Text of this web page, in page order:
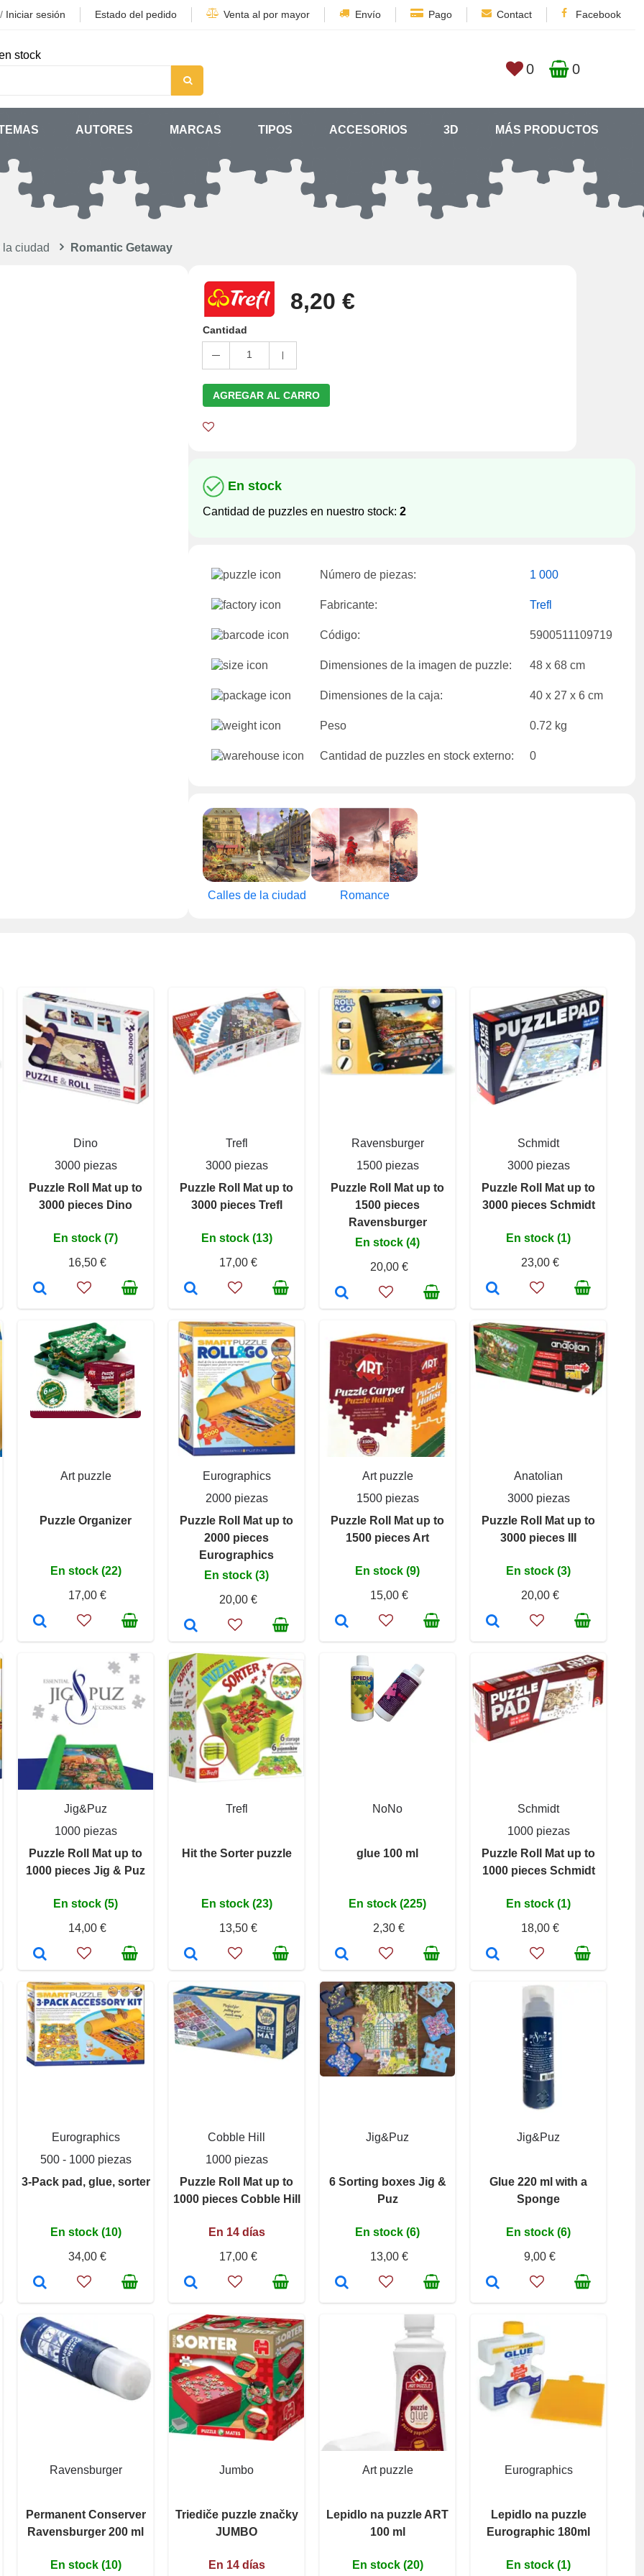
/ Iniciar sesión Estado del pedido Venta al por mayor Envío Pago Contact Facebook
stock
0 0
AUTORES MARCAS TIPOS ACCESORIOS 3D MÁS PRODUCTOS
ciudad Romantic Getaway
8,20 €
Cantidad
1
AGREGAR AL CARRO
En stock
Cantidad de puzzles en nuestro stock: 2
Número de piezas: 1 000
Fabricante: Trefl
Código: 5900511109719
Dimensiones de la imagen de puzzle: 48 x 68 cm
Dimensiones de la caja: 40 x 27 x 6 cm
Peso 0.72 kg
Cantidad de puzzles en stock externo: 0
Calles de la ciudad Romance
Dino
3000 piezas
Puzzle Roll Mat up to
3000 pieces Dino
En stock (7)
16,50 €
Trefl
3000 piezas
Puzzle Roll Mat up to
3000 pieces Trefl
En stock (13)
17,00 €
Ravensburger
1500 piezas
Puzzle Roll Mat up to
1500 pieces
Ravensburger
En stock (4)
20,00 €
Schmidt
3000 piezas
Puzzle Roll Mat up to
3000 pieces Schmidt
En stock (1)
23,00 €
Art puzzle
Puzzle Organizer
En stock (22)
17,00 €
Eurographics
2000 piezas
Puzzle Roll Mat up to
2000 pieces
Eurographics
En stock (3)
20,00 €
Art puzzle
1500 piezas
Puzzle Roll Mat up to
1500 pieces Art
En stock (9)
15,00 €
Anatolian
3000 piezas
Puzzle Roll Mat up to
3000 pieces III
En stock (3)
20,00 €
Jig&Puz
1000 piezas
Puzzle Roll Mat up to
1000 pieces Jig & Puz
En stock (5)
14,00 €
Trefl
Hit the Sorter puzzle
En stock (23)
13,50 €
NoNo
glue 100 ml
En stock (225)
2,30 €
Schmidt
1000 piezas
Puzzle Roll Mat up to
1000 pieces Schmidt
En stock (1)
18,00 €
Eurographics
500 - 1000 piezas
3-Pack pad, glue, sorter
En stock (10)
34,00 €
Cobble Hill
1000 piezas
Puzzle Roll Mat up to
1000 pieces Cobble Hill
En 14 días
17,00 €
Jig&Puz
6 Sorting boxes Jig &
Puz
En stock (6)
13,00 €
Jig&Puz
Glue 220 ml with a
Sponge
En stock (6)
9,00 €
Ravensburger
Permanent Conserver
Ravensburger 200 ml
En stock (10)
Jumbo
Triediče puzzle značky
JUMBO
En 14 días
Art puzzle
Lepidlo na puzzle ART
100 ml
En stock (20)
Eurographics
Lepidlo na puzzle
Eurographic 180ml
En stock (1)